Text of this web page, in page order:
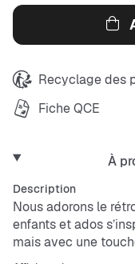
Recyclage des
Fiche QCE
À
Description
Nous adorons le
enfants et ados
mais avec une
silhouette épurée et